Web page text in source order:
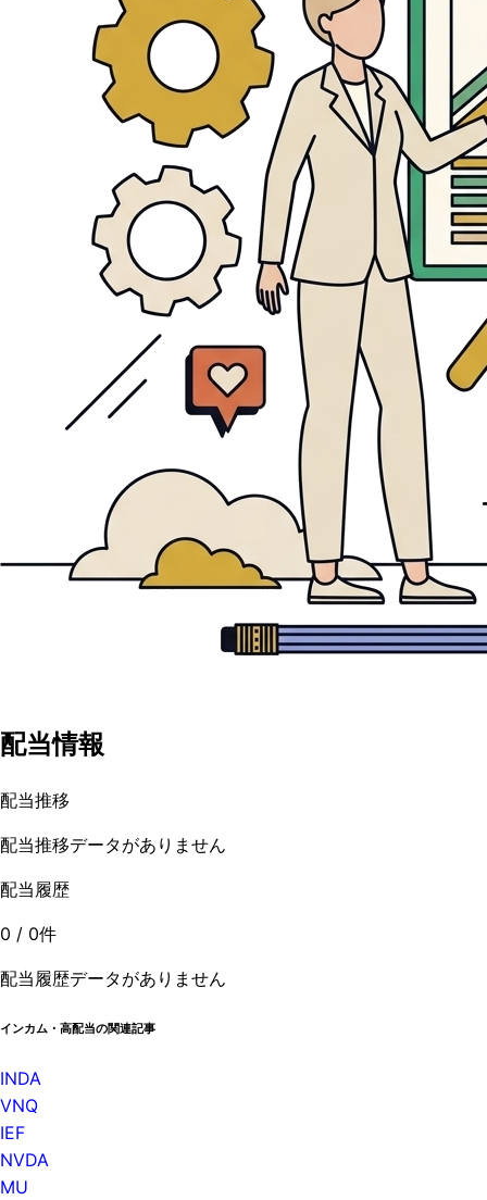
配当情報
配当推移
配当推移データがありません
配当履歴
0 / 0件
配当履歴データがありません
インカム・高配当の関連記事
INDA
VNQ
IEF
NVDA
MU